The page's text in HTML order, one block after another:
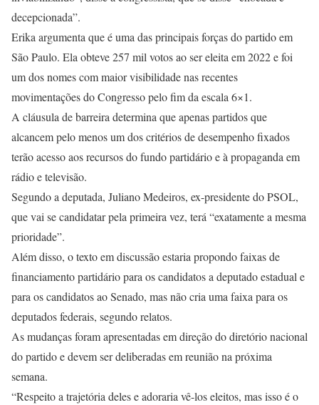
decepcionada”.
Erika argumenta que é uma das principais forças do partido em
São Paulo. Ela obteve 257 mil votos ao ser eleita em 2022 e foi
um dos nomes com maior visibilidade nas recentes
movimentações do Congresso pelo fim da escala 6×1.
A cláusula de barreira determina que apenas partidos que
alcancem pelo menos um dos critérios de desempenho fixados
terão acesso aos recursos do fundo partidário e à propaganda em
rádio e televisão.
Segundo a deputada, Juliano Medeiros, ex-presidente do PSOL,
que vai se candidatar pela primeira vez, terá “exatamente a mesma
prioridade”.
Além disso, o texto em discussão estaria propondo faixas de
financiamento partidário para os candidatos a deputado estadual e
para os candidatos ao Senado, mas não cria uma faixa para os
deputados federais, segundo relatos.
As mudanças foram apresentadas em direção do diretório nacional
do partido e devem ser deliberadas em reunião na próxima
semana.
“Respeito a trajetória deles e adoraria vê-los eleitos, mas isso é o